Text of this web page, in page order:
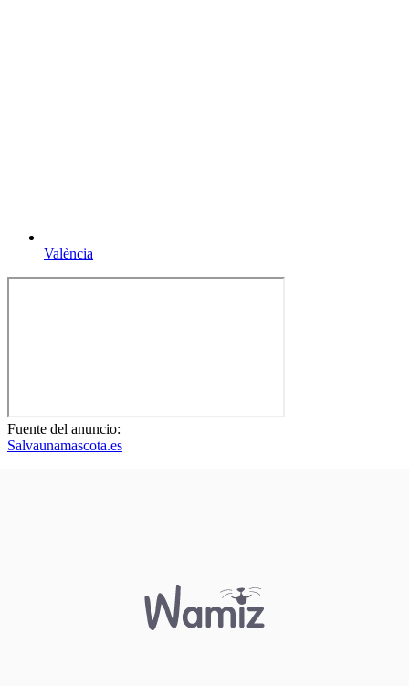
València
Fuente del anuncio:
Salvaunamascota.es